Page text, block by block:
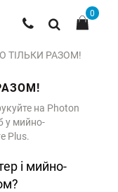
0
ТІЛЬКИ РАЗОМ!
на Photon
у мийно-
Plus.
і мийно-